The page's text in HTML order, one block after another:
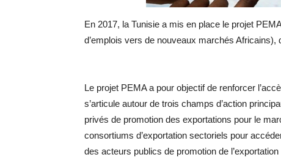
En 2017, la Tunisie a mis en place le projet
d’emplois vers de nouveaux marchés Africains),
Le projet PEMA a pour objectif de renforcer
s’articule autour de trois champs d’action
privés de promotion des exportations pour le
consortiums d’exportation sectoriels pour
des acteurs publics de promotion de